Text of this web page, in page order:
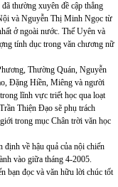
thường xuyên đề cập thẳng
và Nguyễn Thị Minh Ngọc từ
ở ngoài nước. Thế Uyên và
tính dục trong văn chương nữ
Thường Quán, Nguyễn
Đặng Hiền, Miêng và người
lĩnh vực triết học qua loạt
Thiện Đạo sẽ phụ trách
trong mục Chân trời văn học
về hậu quả của nội chiến
vào giữa tháng 4-2005.
bạn đọc và văn hữu lời chúc tốt